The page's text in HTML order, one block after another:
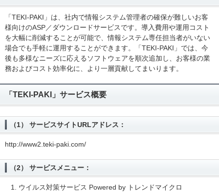
「TEKI-PAKI」は、社内で情報システム管理者の確保が難しいお客
様向けのASP／ダウンロードサービスです。導入費用や運用コスト
を大幅に削減することが可能で、情報システム専任担当者がいない
場合でも手軽に運用することができます。「TEKI-PAKI」では、今
後も多様なニーズに応えるソフトウェアを順次追加し、お客様の業
務およびコスト効率化に、より一層貢献してまいります。
「TEKI-PAKI」サービス概要
（1） サービスサイトURLアドレス：
http://www2.teki-paki.com/
（2） サービスメニュー：
ウイルス対策サービス Powered by トレンドマイクロ